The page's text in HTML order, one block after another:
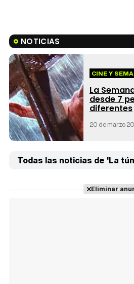
NOTICIAS
CINE Y
La
desde 7
diferentes
20 de marzo
Todas las noticias de 'La
Eliminar